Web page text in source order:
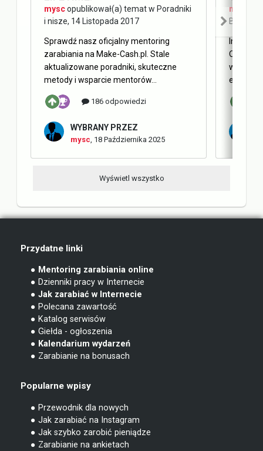
myscopublikował(a) temat w Poradniki
i nisze, 14 Listopada 2017
Sprawdź nasz oficjalny mentoring
zarabiania na Make-Cash.pl. Stale
aktualizowane poradniki, skuteczne
metody i wsparcie mentorów...
186 odpowiedzi
WYBRANY PRZEZ
mysc 18 Października 2025
mysc
Blog
Internet
Obecnie
w
Wyświetl wszystko
Przydatne linki
● Mentoring zarabiania online
● Dzienniki pracy w Internecie
● Jak zarabiać w Internecie
● Polecana zawartość
● Katalog serwisów
● Giełda - ogłoszenia
● Kalendarium wydarzeń
● Zarabianie na bonusach
Popularne wpisy
● Przewodnik dla nowych
● Jak zarabiać na Instagram
● Jak szybko zarobić pieniądze
● Zarabianie na ankietach